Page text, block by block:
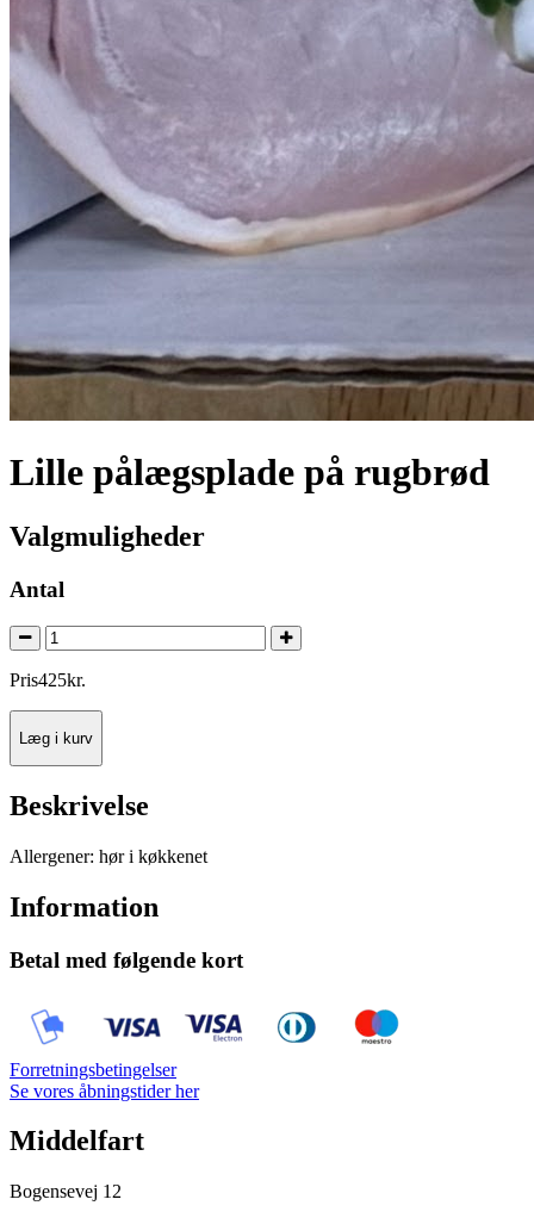
Lille pålægsplade på rugbrød
Valgmuligheder
Antal
Pris425kr.
Læg i kurv
Beskrivelse
Allergener: hør i køkkenet
Information
Betal med følgende kort
Forretningsbetingelser
Se vores åbningstider her
Middelfart
Bogensevej 12